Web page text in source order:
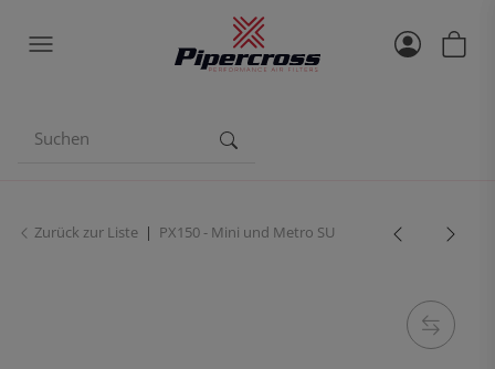
Zurück zur Liste PX150 - Mini und Metro SU